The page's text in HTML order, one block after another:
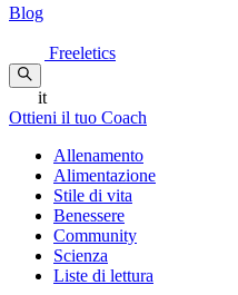
Blog
Freeletics
it
Ottieni il tuo Coach
Allenamento
Alimentazione
Stile di vita
Benessere
Community
Scienza
Liste di lettura